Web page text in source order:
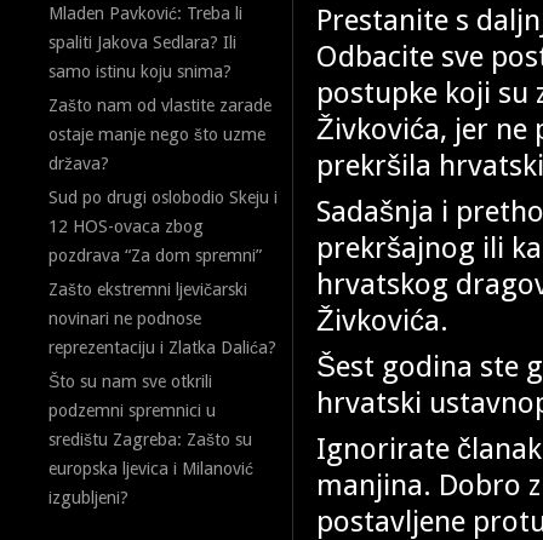
Mladen Pavković: Treba li
spaliti Jakova Sedlara? Ili
samo istinu koju snima?
Zašto nam od vlastite zarade
ostaje manje nego što uzme
država?
Sud po drugi oslobodio Skeju i
12 HOS-ovaca zbog
pozdrava “Za dom spremni”
Zašto ekstremni ljevičarski
novinari ne podnose
reprezentaciju i Zlatka Dalića?
Što su nam sve otkrili
podzemni spremnici u
središtu Zagreba: Zašto su
europska ljevica i Milanović
izgubljeni?
Prestanite s
Odbacite sve
postupke koji su
Živkovića, jer ne
prekršila
Sadašnja i
prekršajnog ili
hrvatskog
Živkovića.
Šest godina ste
hrvatski
Ignorirate
manjina. Dobro
postavljene